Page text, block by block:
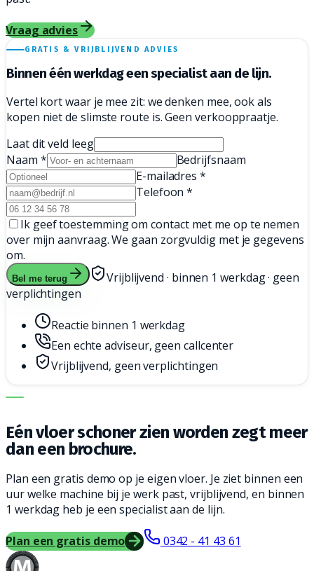
Vraag advies
GRATIS & VRIJBLIJVEND ADVIES
Binnen één werkdag eenspecialist aan de lijn.
Vertel kort waar je mee zit: we denken mee, ook als
kopen niet de slimste route is. Geen verkooppraatje.
Laat dit veld leeg
Naam *
Bedrijfsnaam
E-mailadres *
Telefoon *
Ik geef toestemming om contact met me op te nemen
over mijn aanvraag. We gaan zorgvuldig met je gegevens
om.
Bel me terug
Vrijblijvend · binnen 1 werkdag · geen
verplichtingen
Reactie binnen 1 werkdag
Een echte adviseur, geen callcenter
Vrijblijvend, geen verplichtingen
DE JUISTE MACHINE. DE BESTE SERVICE.
Eén vloer schoner zien worden zegt meer
dan een brochure.
Plan een gratis demo op je eigen vloer. Je ziet binnen een
uur welke machine bij je werk past, vrijblijvend, en binnen
1 werkdag heb je een specialist aan de lijn.
Plan een gratis demo 0342 - 41 43 61